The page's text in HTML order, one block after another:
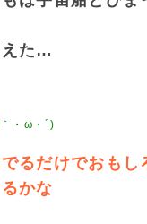
えた…
・ω・´)
るだけでおもし
かな